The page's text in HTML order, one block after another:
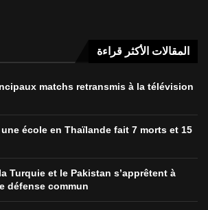
المقالات الأكثر قراءة
matchs retransmis à la télévision
école en Thaïlande fait 7 morts et 15
Turquie et le Pakistan s’apprêtent à
défense commun